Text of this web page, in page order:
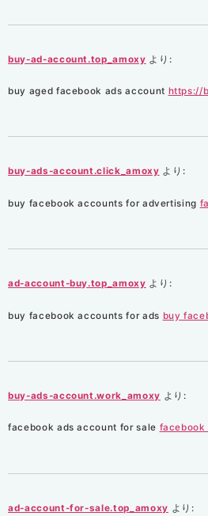
buy-ad-account.top_amoxy より:
buy aged facebook ads account https://
buy-ads-account.click_amoxy より:
buy facebook accounts for advertising
ad-account-buy.top_amoxy より:
buy facebook accounts for ads buy
buy-ads-account.work_amoxy より:
facebook ads account for sale facebook
ad-account-for-sale.top_amoxy より: